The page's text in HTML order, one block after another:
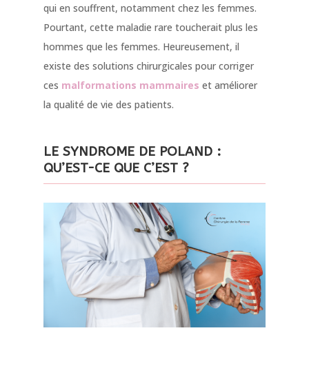
qui en souffrent, notamment chez les femmes.
Pourtant, cette maladie rare toucherait plus les
hommes que les femmes. Heureusement, il
existe des solutions chirurgicales pour corriger
ces malformations mammaires et améliorer
la qualité de vie des patients.
LE SYNDROME DE POLAND :
QU’EST-CE QUE C’EST ?